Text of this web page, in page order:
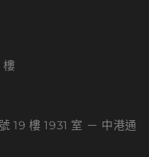
樓
19 樓 1931 室 － 中港通